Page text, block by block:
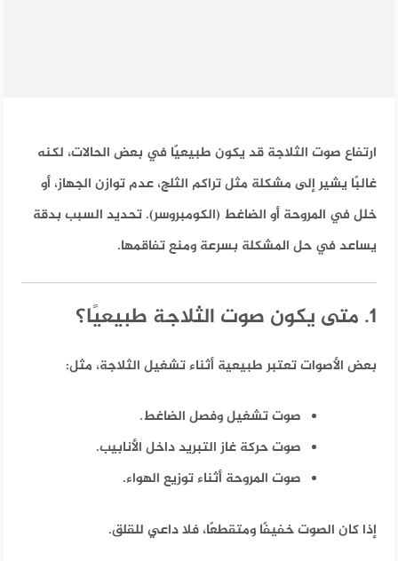
ارتفاع صوت الثلاجة قد يكون طبيعيًا في بعض الحالات، لكنه
غالبًا يشير إلى مشكلة مثل تراكم الثلج، عدم توازن الجهاز، أو
خلل في المروحة أو الضاغط (الكومبروسر). تحديد السبب بدقة
يساعد في حل المشكلة بسرعة ومنع تفاقمها.
1. متى يكون صوت الثلاجة طبيعيًا؟
بعض الأصوات تعتبر طبيعية أثناء تشغيل الثلاجة، مثل:
صوت تشغيل وفصل الضاغط.
صوت حركة غاز التبريد داخل الأنابيب.
صوت المروحة أثناء توزيع الهواء.
إذا كان الصوت خفيفًا ومتقطعًا، فلا داعي للقلق.